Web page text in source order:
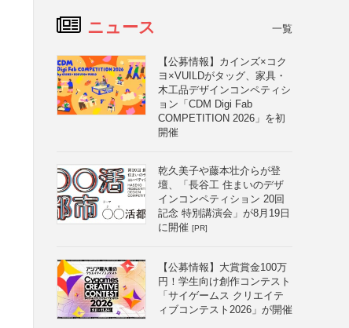
ニュース 一覧
【公募情報】カインズ×コク
ヨ×VUILDがタッグ、家具・
木工品デザインコンペティシ
ョン「CDM Digi Fab
COMPETITION 2026」を初
開催
乾久美子や藤本壮介らが登
壇、「長谷工 住まいのデザ
インコンペティション 20回
記念 特別講演会」が8月19日
に開催 [PR]
【公募情報】大賞賞金100万
円！学生向け創作コンテスト
「サイゲームス クリエイテ
ィブコンテスト2026」が開催